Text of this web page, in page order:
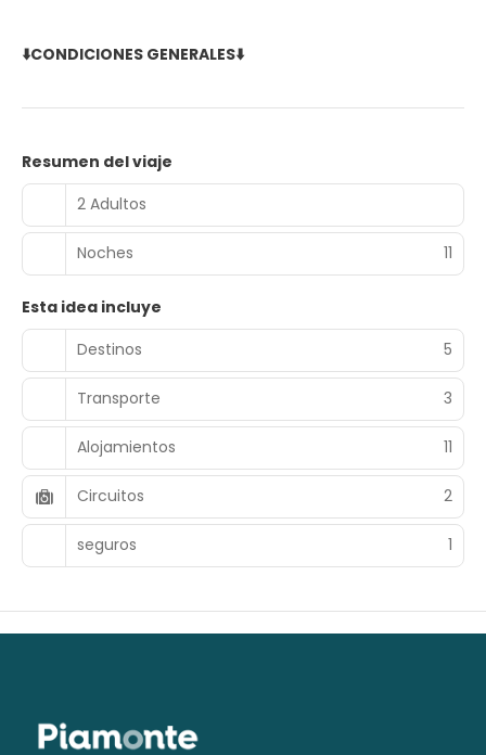
⬇️CONDICIONES GENERALES⬇️
Resumen del viaje
2 Adultos
Noches 11
Esta idea incluye
Destinos
5
Transporte 3
Alojamientos 11
Circuitos 2
seguros 1